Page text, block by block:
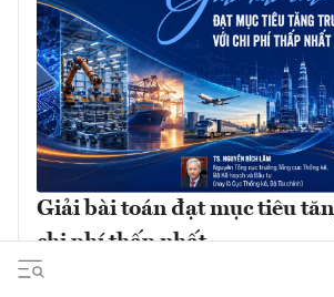
Giải bài toán đạt mục tiêu
chi phí thấp nhất